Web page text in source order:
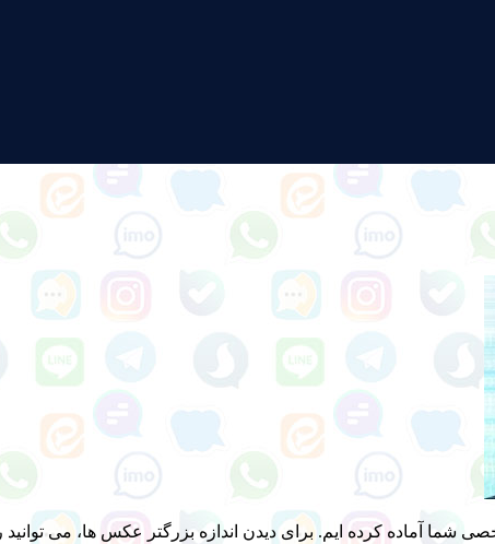
آماده کرده ایم. برای دیدن اندازه بزرگتر عکس ها، می توانید